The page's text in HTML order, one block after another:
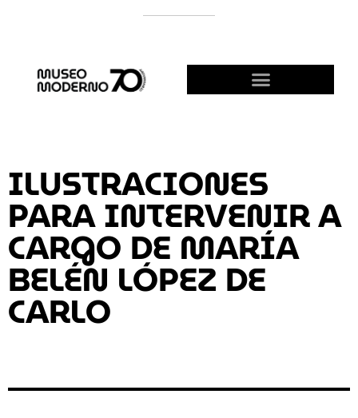
ILUSTRACIONES
PARA INTERVENIR A
CARGO DE MARÍA
BELÉN LÓPEZ DE
CARLO